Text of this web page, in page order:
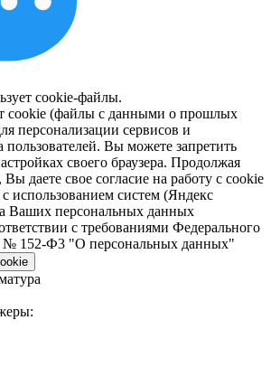
cookie-файлы.
cookie (файлы с данными о прошлых
персонализации сервисов и
Вы можете запретить
своего браузера. Продолжая
даете свое согласие на работу с cookie
использованием систем (Яндекс
Ваших персональных данных
с требованиями Федерального
№ 152-Ф3 "О персональных данных"